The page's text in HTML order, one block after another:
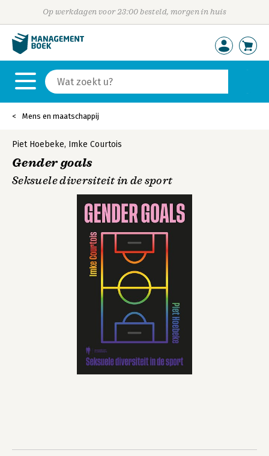
Op werkdagen voor 23:00 besteld, morgen in huis
Mens en maatschappij
Piet Hoebeke, Imke Courtois
Gender goals
Seksuele diversiteit in de sport